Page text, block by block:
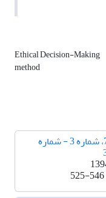
Ethical Decision-Making
method
دوره 7، شماره 3 - شماره
525-546